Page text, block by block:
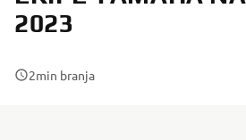
2023
2min branja